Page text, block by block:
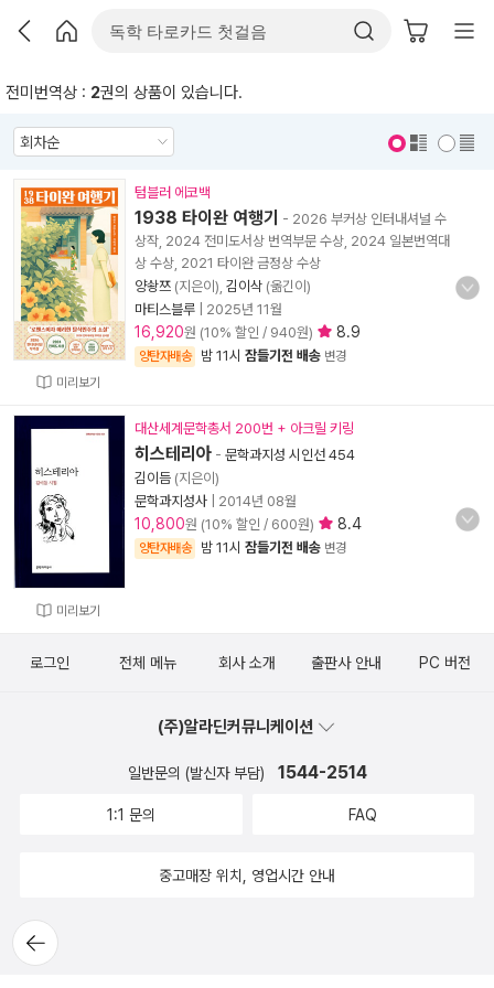
전미번역상 : 2권의 상품이 있습니다.
미리보기
텀블러 에코백
1938 타이완 여행기
- 2026 부커상 인터내셔널 수
상작, 2024 전미도서상 번역부문 수상, 2024 일본번역대
상 수상, 2021 타이완 금정상 수상
양솽쯔 (지은이), 김이삭 (옮긴이)
마티스블루
2025년 11월
16,920원 (10% 할인 / 940원) 8.9
양탄자배송 밤 11시 잠들기전 배송 변경
미리보기
대산세계문학총서 200번 + 아크릴 키링
히스테리아 - 문학과지성 시인선 454
김이듬 (지은이)
문학과지성사
2014년 08월
10,800원 (10% 할인 / 600원) 8.4
양탄자배송 밤 11시 잠들기전 배송 변경
뒤로가
기
로그인 전체 메뉴 회사 소개 출판사 안내 PC 버전
(주)알라딘커뮤니케이션
일반문의 (발신자 부담) 1544-2514
1:1 문의 FAQ
중고매장 위치, 영업시간 안내